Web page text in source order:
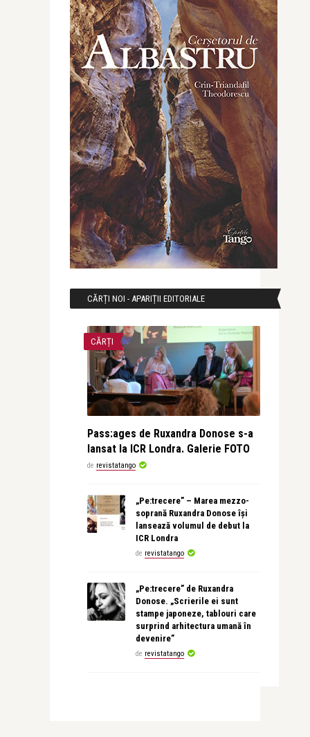
CĂRȚI NOI - APARIȚII EDITORIALE
CĂRȚI
Pass:ages de Ruxandra Donose s-a
lansat la ICR Londra. Galerie FOTO
de revistatango
„Pe:trecere” – Marea mezzo-
soprană Ruxandra Donose își
lansează volumul de debut la
ICR Londra
de revistatango
„Pe:trecere” de Ruxandra
Donose. „Scrierile ei sunt
stampe japoneze, tablouri care
surprind arhitectura umană în
devenire”
de revistatango